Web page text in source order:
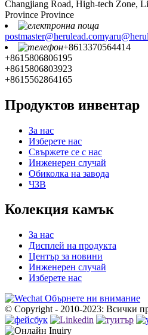
Changjiang Road, High-tech Zone,
Province Province
postmaster@herulead.com
+8613370564414
+8615806806195
+8615806803923
+8615562864165
Продуктов инвентар
За нас
Изберете нас
Свържете се с нас
Инженерен случай
Обиколка на завода
ЧЗВ
Колекция камък
За нас
Дисплей на продукта
Център за новини
Инженерен случай
Изберете нас
Обърнете ни внимание
© Copyright - 2010-2023: Всички